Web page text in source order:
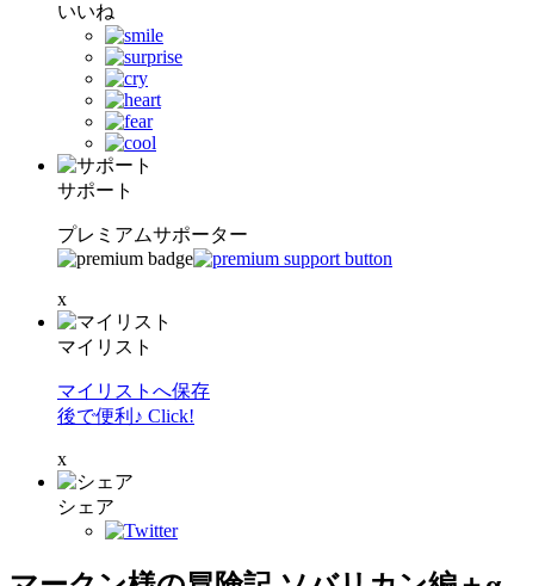
いいね
サポート
プレミアムサポーター
x
マイリスト
マイリストへ保存
後で便利♪ Click!
x
シェア